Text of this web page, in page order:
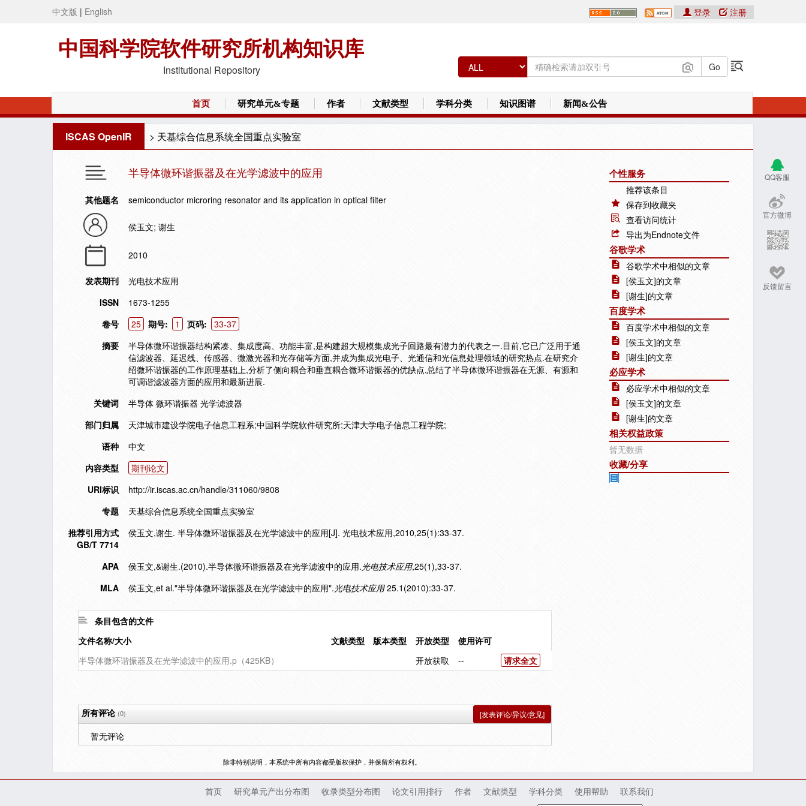
中文版 | English
中国科学院软件研究所机构知识库
Institutional Repository
登录 注册
首页 研究单元&专题 作者 文献类型 学科分类 知识图谱 新闻&公告
ISCAS OpenIR > 天基综合信息系统全国重点实验室
QQ客服
官方微博
反馈留言
半导体微环谐振器及在光学滤波中的应用
其他题名 semiconductor microring resonator and its application in optical filter
侯玉文; 谢生
2010
发表期刊
光电技术应用
ISSN
1673-1255
卷号
25 期号: 1 页码:
33-37
摘要
半导体微环谐振器结构紧凑、集成度高、功能丰富,是构建超大规模集成光子回路最有潜力的代表之一.目前,它已广泛用于通
信滤波器、延迟线、传感器、微激光器和光存储等方面,并成为集成光电子、光通信和光信息处理领域的研究热点.在研究介
绍微环谐振器的工作原理基础上,分析了侧向耦合和垂直耦合微环谐振器的优缺点,总结了半导体微环谐振器在无源、有源和
可调谐滤波器方面的应用和最新进展.
关键词
半导体 微环谐振器 光学滤波器
部门归属
天津城市建设学院电子信息工程系;中国科学院软件研究所;天津大学电子信息工程学院;
语种
中文
内容类型
期刊论文
URI标识
http://ir.iscas.ac.cn/handle/311060/9808
专题
天基综合信息系统全国重点实验室
推荐引用方式
GB/T 7714
侯玉文,谢生. 半导体微环谐振器及在光学滤波中的应用[J]. 光电技术应用,2010,25(1):33-37.
APA 侯玉文,&谢生.(2010).半导体微环谐振器及在光学滤波中的应用.光电技术应用,25(1),33-37.
MLA
侯玉文,et al."半导体微环谐振器及在光学滤波中的应用".光电技术应用25.1(2010):33-37.
条目包含的文件
文件名称/大小
文献类型 版本类型 开放类型
使用许可
半导体微环谐振器及在光学滤波中的应用.p（425KB）
开放获取 -- 请求全文
个性服务
推荐该条目
保存到收藏夹
查看访问统计
导出为Endnote文件
谷歌学术
谷歌学术中相似的文章
[侯玉文]的文章
[谢生]的文章
百度学术
百度学术中相似的文章
[侯玉文]的文章
[谢生]的文章
必应学术
必应学术中相似的文章
[侯玉文]的文章
[谢生]的文章
相关权益政策
暂无数据
收藏/分享
所有评论(0) [发表评论/异议/意见]
暂无评论
除非特别说明，本系统中所有内容都受版权保护，并保留所有权利。
首页 研究单元产出分布图 收录类型分布图 论文引用排行 作者 文献类型 学科分类 使用帮助
联系我们